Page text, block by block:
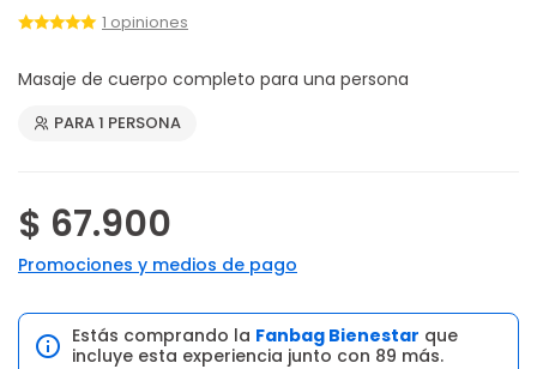
1 opiniones
Masaje de cuerpo completo para una persona
PARA 1 PERSONA
$ 67.900
Promociones y medios de pago
Estás comprando la Fanbag Bienestar que
incluye esta experiencia junto con 89 más.